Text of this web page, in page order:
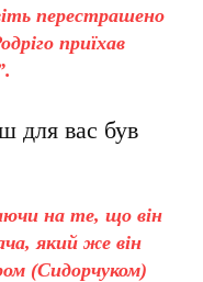
перестрашено
приїхав
для вас був
на те, що він
який же він
(Сидорчуком)